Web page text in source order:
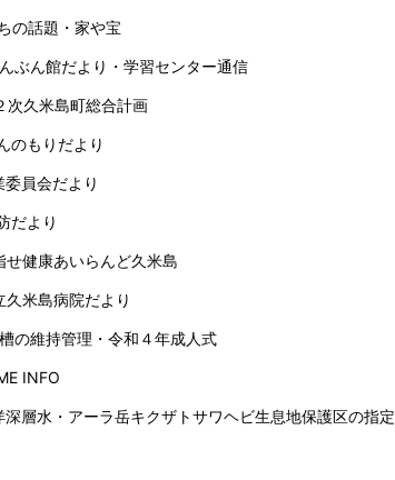
の話題・家や宝
ぶん館だより・学習センター通信
久米島町総合計画
のもりだより
員会だより
だより
健康あいらんど久米島
米島病院だより
の維持管理・令和４年成人式
INFO
層水・アーラ岳キクザトサワヘビ生息地保護区の指定